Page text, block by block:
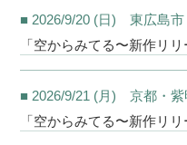
■ 2026/9/20 (日) 東広島市
「空からみてる〜新作リ
■ 2026/9/21 (月) 京都・紫
「空からみてる〜新作リ